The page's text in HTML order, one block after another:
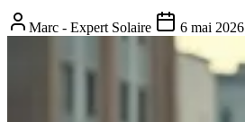
Marc - Expert Solaire 6 mai 2026